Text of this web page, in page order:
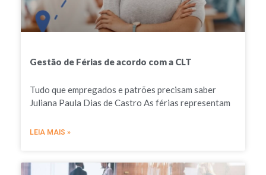
Gestão de Férias de acordo com a CLT
Tudo que empregados e patrões precisam saber
Juliana Paula Dias de Castro As férias representam
LEIA MAIS »